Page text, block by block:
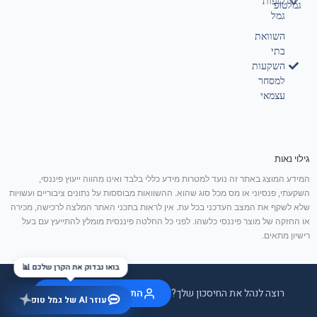
גמל
השוואת
בתי
השקעות
למסחר
עצמאי
גמלטופ
גילוי נאות
המידע המוצג באתר זה נועד למטרות מידע כללי בלבד ואינו מהווה ייעוץ פיננסי,
השקעתי, פנסיוני או מס מכל סוג שהוא. ההשוואות מבוססות על נתונים ציבוריים ועשויות
שלא לשקף את המצב העדכני בכל עת. אין לראות בתכני האתר המלצה לרכישה, מכירה
או החזקה של מוצר פיננסי כלשהו. לפני כל החלטה פיננסית מומלץ להתייעץ עם בעל
רישיון מתאים.
רוצה לנהל את החיסכון שלך? התחבר / הצטרף בחינם
עוזר AI של גמל טופ
בואו נבדוק את הקרן שלכם 📊